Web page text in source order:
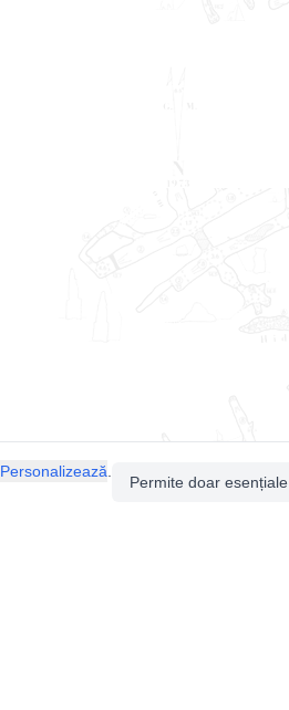
Personalizează
Permite doar esențiale